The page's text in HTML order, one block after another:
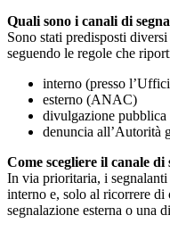
Quali sono i canali di
Sono stati predisposti
seguendo le regole che
interno (presso
esterno (ANAC)
divulgazione pubblica
denuncia all’Autorità
Come scegliere il canale di
In via prioritaria, i
interno e, solo al ricorrere di
segnalazione esterna o una